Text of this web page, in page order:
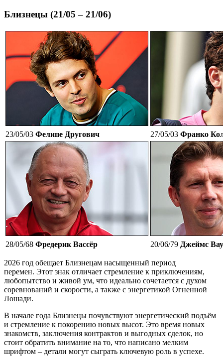
Близнецы (21/05 – 21/06)
23/05/03 Фелипе Другович 27/05/03 Франко
28/05/68 Фредерик Вассёр 20/06/79 Джеймс
2026 год обещает Близнецам насыщенный период
перемен. Этот знак отличает стремление к приключениям,
любопытство и живой ум, что идеально сочетается с духом
соревнований и скорости, а также с энергетикой Огненной
Лошади.
В начале года Близнецы почувствуют энергетический подъём
и стремление к покорению новых высот. Это время новых
знакомств, заключения контрактов и выгодных сделок, но
стоит обратить внимание на то, что написано мелким
шрифтом – детали могут сыграть ключевую роль в успехе.